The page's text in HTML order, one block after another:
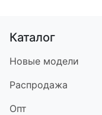
Каталог
Новые модели
Распродажа
Опт